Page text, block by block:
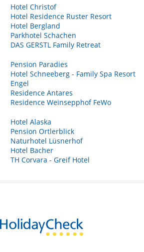
Hotel Christof
Hotel Residence Ruster Resort
Hotel Bergland
Parkhotel Schachen
DAS GERSTL Family Retreat
Pension Paradies
Hotel Schneeberg - Family Spa Resort
Engel
Residence Antares
Residence Weinsepphof FeWo
Hotel Alaska
Pension Ortlerblick
Naturhotel Lüsnerhof
Hotel Bacher
TH Corvara - Greif Hotel